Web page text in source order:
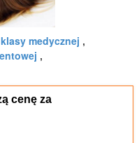
medycznej ,
,
cenę za